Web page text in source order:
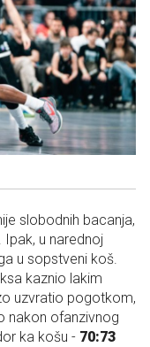
slobodnih bacanja,
u narednoj
u sopstveni koš.
kaznio lakim
uzvratio pogotkom,
nakon ofanzivnog
ka košu - 70:73